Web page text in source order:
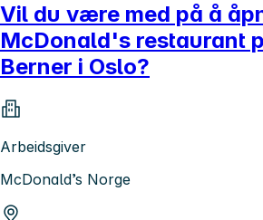
Vil du være med på å
McDonald's restaurant
Berner i Oslo?
Arbeidsgiver
McDonald’s Norge